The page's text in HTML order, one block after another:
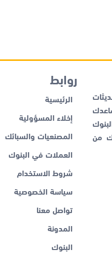
من
روابط
الرئيسية
إخلاء المسؤولية
المصنعيات والسبائك
العملات في البنوك
شروط الاستخدام
سياسة الخصوصية
تواصل معنا
المدونة
البنوك